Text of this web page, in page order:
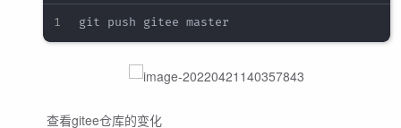
​ 查看gitee仓库的变化